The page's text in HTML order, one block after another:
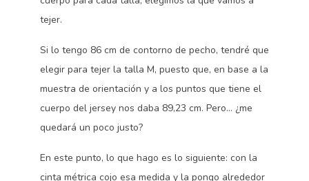
tejer.
Si lo tengo 86 cm de contorno de pecho, tendré que
elegir para tejer la talla M, puesto que, en base a la
muestra de orientación y a los puntos que tiene el
cuerpo del jersey nos daba 89,23 cm. Pero… ¿me
quedará un poco justo?
En este punto, lo que hago es lo siguiente: con la
cinta métrica cojo esa medida y la pongo alrededor